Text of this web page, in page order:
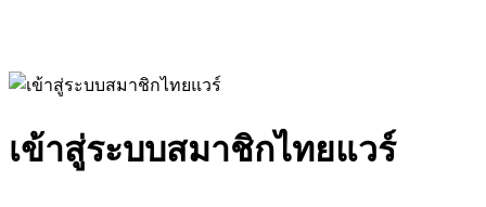
เข้าสู่ระบบสมาชิกไทยแวร์